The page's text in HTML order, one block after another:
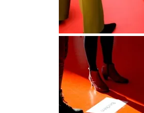
DGGO_23_093